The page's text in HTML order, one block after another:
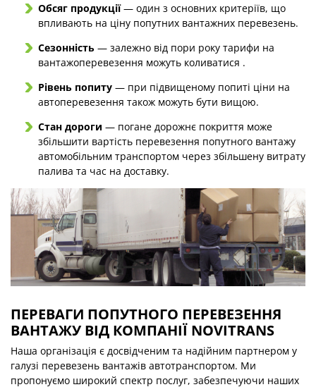
Обсяг продукції— один з основних критеріїв, що
впливають на ціну попутних вантажних перевезень.
Сезонність — залежно від пори року тарифи на
вантажоперевезення можуть коливатися .
Рівень попиту — при підвищеному попиті ціни на
автоперевезення також можуть бути вищою.
Стан дороги — погане дорожнє покриття може
збільшити вартість перевезення попутного вантажу
автомобільним транспортом через збільшену витрату
палива та час на доставку.
ПЕРЕВАГИ ПОПУТНОГО ПЕРЕВЕЗЕННЯ
ВАНТАЖУ ВІД КОМПАНІЇ NOVITRANS
Наша організація є досвідченим та надійним партнером у
галузі перевезень вантажів автотранспортом. Ми
пропонуємо широкий спектр послуг, забезпечуючи наших